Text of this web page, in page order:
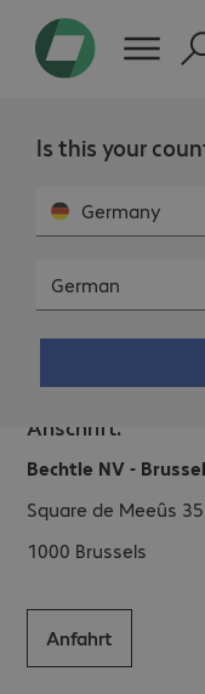
Is this your
Germany
German
Bechtle NV -
Anschrift.
Bechtle NV -
Square de Meeûs 35
1000 Brussels
Anfahrt